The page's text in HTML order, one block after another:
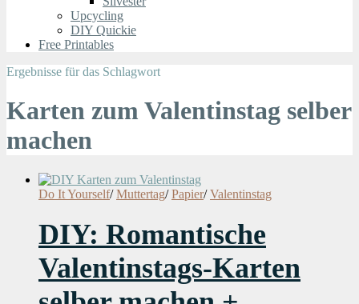
Upcycling
DIY Quickie
Free Printables
Ergebnisse für das Schlagwort
Karten zum Valentinstag selber
machen
Do It Yourself/ Muttertag/ Papier/ Valentinstag
DIY: Romantische
Valentinstags-Karten